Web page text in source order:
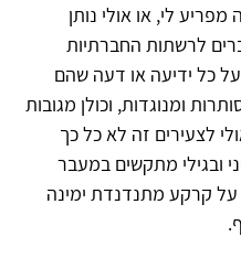
לי, או אולי נותן
לרשתות החברתיות
על כל ידיעה או דעה שהם
ומנוגדות, וכולן מגובות
לצעירים זה לא כל כך
ובגילי מתקשים במעבר
על קרקע מתנדנדת ימינה